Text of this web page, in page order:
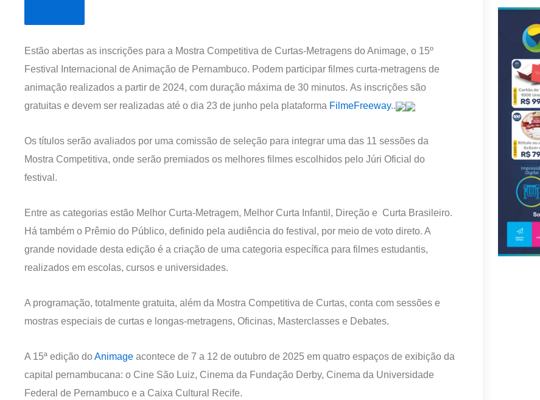
Estão abertas as inscrições para a Mostra Competitiva de Curtas-Metragens do Animage, o 15º
Festival Internacional de Animação de Pernambuco. Podem participar filmes curta-metragens de
animação realizados a partir de 2024, com duração máxima de 30 minutos. As inscrições são
gratuitas e devem ser realizadas até o dia 23 de junho pela plataforma FilmeFreeway..
Os títulos serão avaliados por uma comissão de seleção para integrar uma das 11 sessões da
Mostra Competitiva, onde serão premiados os melhores filmes escolhidos pelo Júri Oficial do
festival.
Entre as categorias estão Melhor Curta-Metragem, Melhor Curta Infantil, Direção e Curta Brasileiro.
Há também o Prêmio do Público, definido pela audiência do festival, por meio de voto direto. A
grande novidade desta edição é a criação de uma categoria específica para filmes estudantis,
realizados em escolas, cursos e universidades.
A programação, totalmente gratuita, além da Mostra Competitiva de Curtas, conta com sessões e
mostras especiais de curtas e longas-metragens, Oficinas, Masterclasses e Debates.
A 15ª edição doAnimage acontece de 7 a 12 de outubro de 2025 em quatro espaços de exibição da
capital pernambucana: o Cine São Luiz, Cinema da Fundação Derby, Cinema da Universidade
Federal de Pernambuco e a Caixa Cultural Recife.